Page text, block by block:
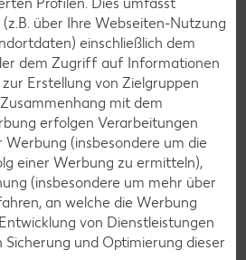
über Ihre Webseiten-Nutzung
einschließlich dem
dem Zugriff auf Informationen
Erstellung von Zielgruppen
mit dem
erfolgen Verarbeitungen
Werbung (insbesondere um die
einer Werbung zu ermitteln),
(insbesondere um mehr über
an welche die Werbung
von Dienstleistungen
Sicherung und Optimierung dieser